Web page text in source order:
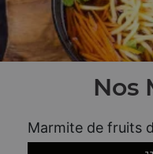
Nos
Marmite de fruits